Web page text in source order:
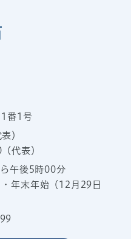
1番1号
表）
代表）
ら午後5時00分
年末年始（12月29日